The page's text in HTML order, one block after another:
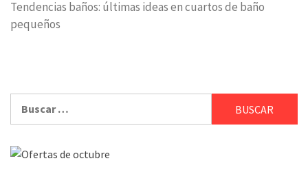
Tendencias baños: últimas ideas en cuartos de baño
pequeños